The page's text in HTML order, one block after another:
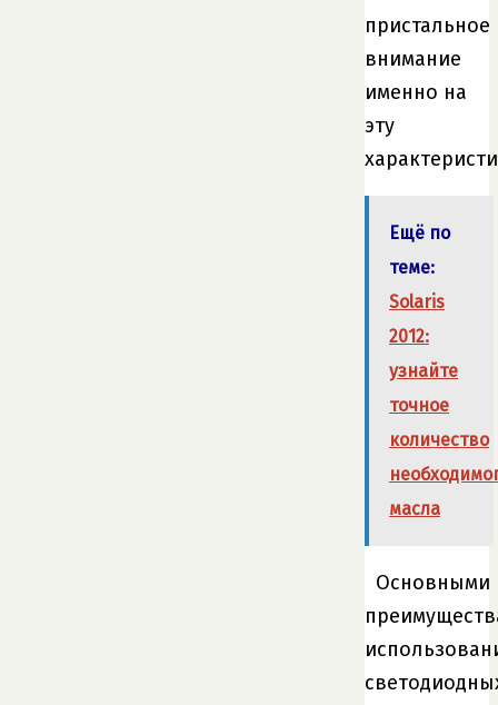
пристальное
внимание
именно на
эту
Ещё по
теме:
Solaris
2012:
узнайте
точное
количество
масла
Основными